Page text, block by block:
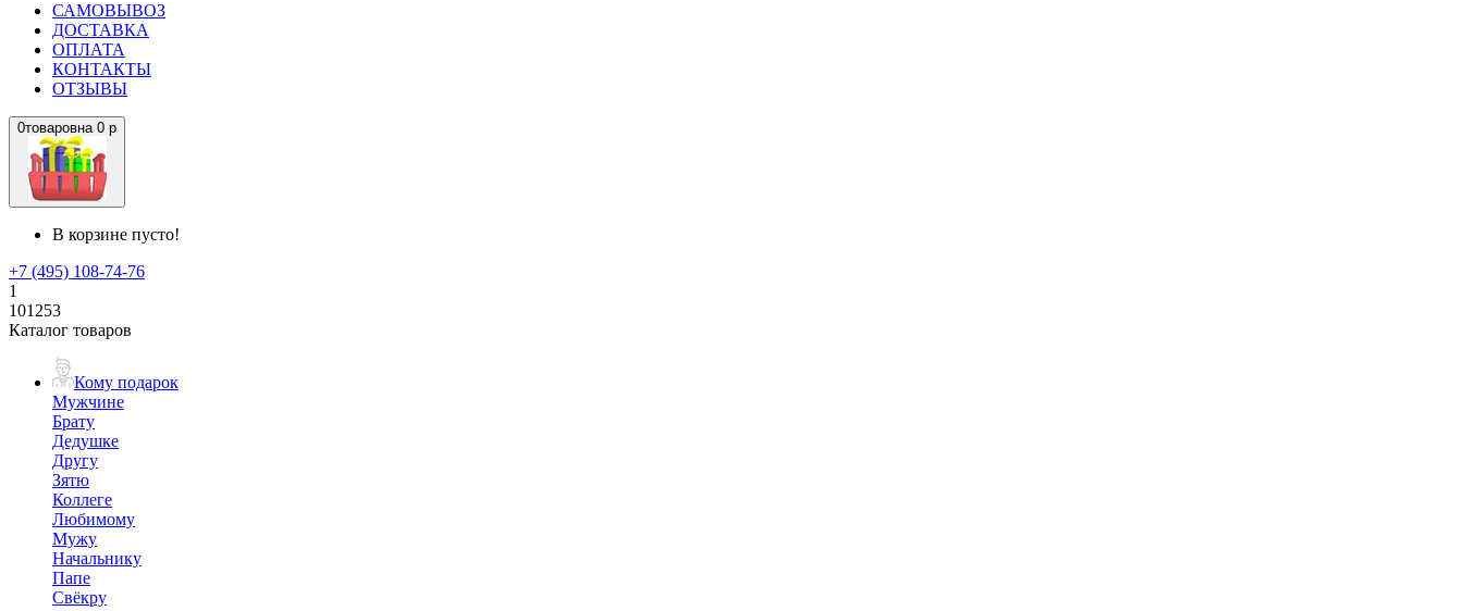
САМОВЫВОЗ
ДОСТАВКА
ОПЛАТА
КОНТАКТЫ
ОТЗЫВЫ
0товаровна 0 р
В корзине пусто!
+7 (495) 108-74-76
1
101253
Каталог товаров
Кому подарок
Мужчине
Брату
Дедушке
Другу
Зятю
Коллеге
Любимому
Мужу
Начальнику
Папе
Свёкру